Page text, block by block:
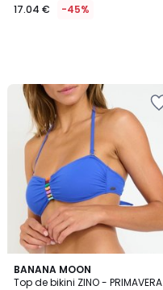
17.04 € -45%
BANANA MOON
Top de bikini ZINO - PRIMAVERA